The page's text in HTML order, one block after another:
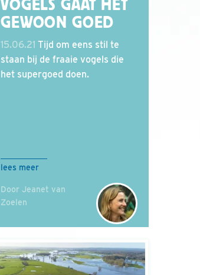
VOGELS GAAT HET
GEWOON GOED
15.06.21 Tijd om eens stil te
staan bij de fraaie vogels die
het supergoed doen.
lees meer
Door Jeanet van
Zoelen